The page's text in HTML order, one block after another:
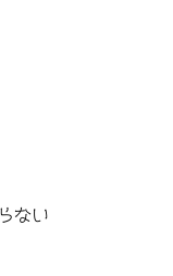
ない